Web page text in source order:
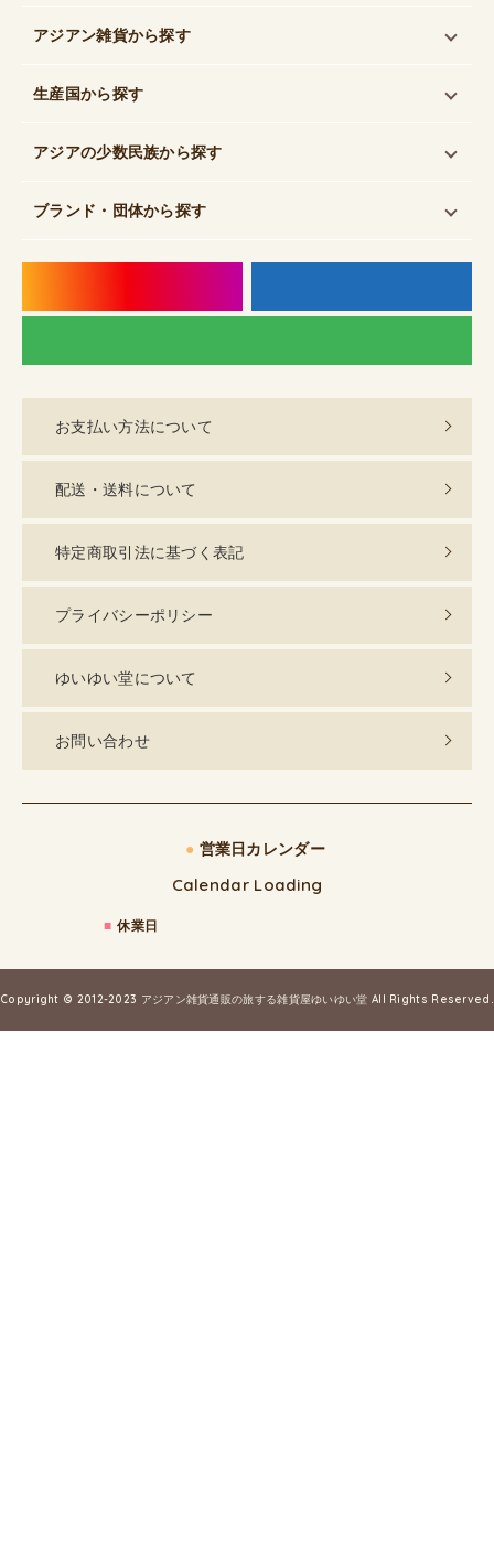
アジアン雑貨から探す
生産国から探す
アジアの少数民族から探す
ブランド・団体から探す
お支払い方法について
配送・送料について
特定商取引法に基づく表記
プライバシーポリシー
ゆいゆい堂について
お問い合わせ
● 営業日カレンダー
Calendar Loading
■ 休業日
Copyright © 2012-2023 アジアン雑貨通販の旅する雑貨屋ゆいゆい堂 All Rights Reserved.